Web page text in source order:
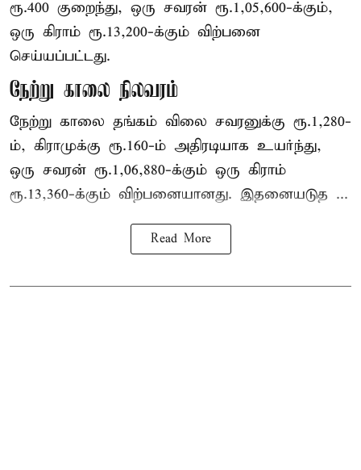
ரூ.400 குறைந்து, ஒரு சவரன் ரூ.1,05,600-க்கும்,
ஒரு கிராம் ரூ.13,200-க்கும் விற்பனை
செய்யப்பட்டது.
நேற்று காலை நிலவரம்
நேற்று காலை தங்கம் விலை சவரனுக்கு ரூ.1,280-
ம், கிராமுக்கு ரூ.160-ம் அதிரடியாக உயர்ந்து,
ஒரு சவரன் ரூ.1,06,880-க்கும் ஒரு கிராம்
ரூ.13,360-க்கும் விற்பனையானது. இதனையடுத ...
Read More